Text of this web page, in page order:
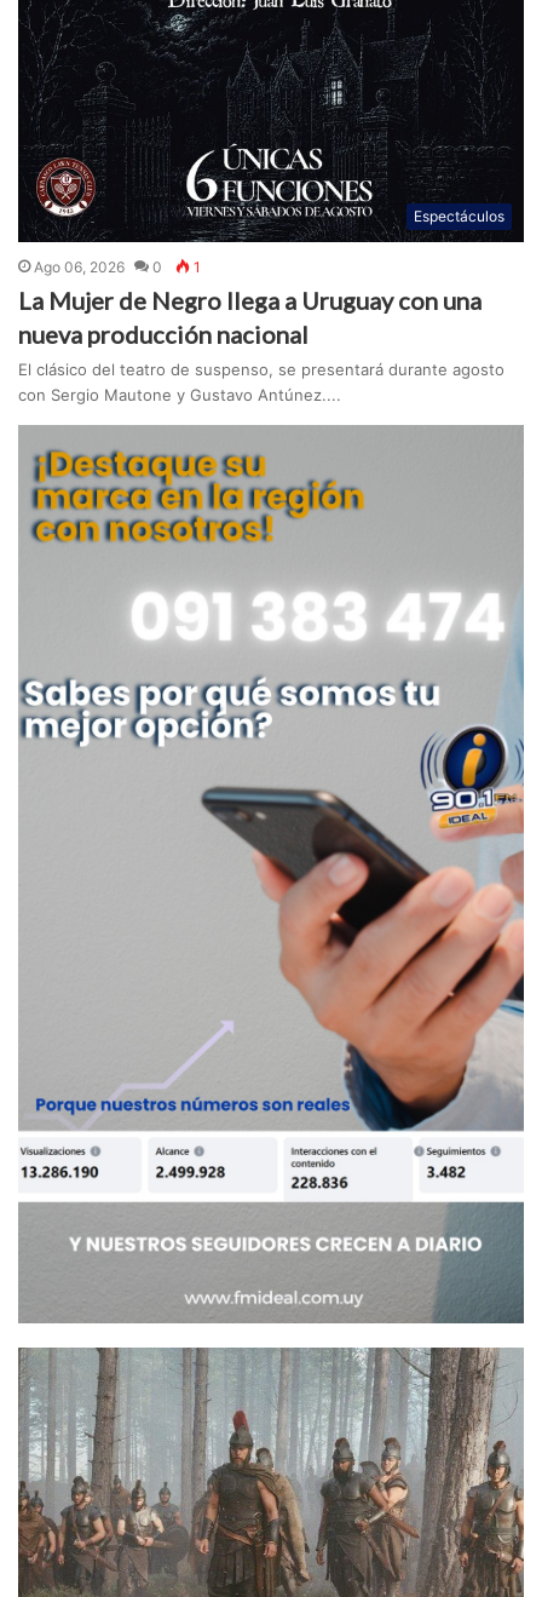
Espectáculos
Ago 06, 2026 0 1
La Mujer de Negro llega a Uruguay con una
nueva producción nacional
El clásico del teatro de suspenso, se presentará durante agosto
con Sergio Mautone y Gustavo Antúnez....